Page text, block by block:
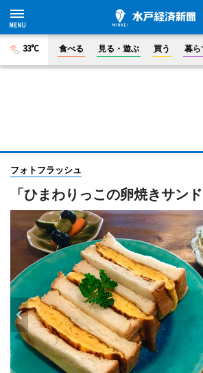
33°C 食べる 見る・遊ぶ 買う 暮ら
フォトフラッシュ
「ひまわりっこの卵焼きサンド